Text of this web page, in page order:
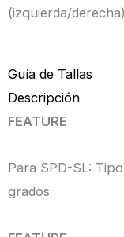
(izquierda/
Guía de Tallas
Descripción
FEATURE
Para SPD-SL:
grados